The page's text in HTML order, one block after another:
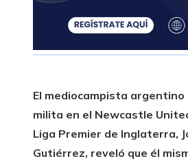
El mediocampista argentino
milita en el Newcastle
Liga Premier de Inglaterra,
Gutiérrez, reveló que él